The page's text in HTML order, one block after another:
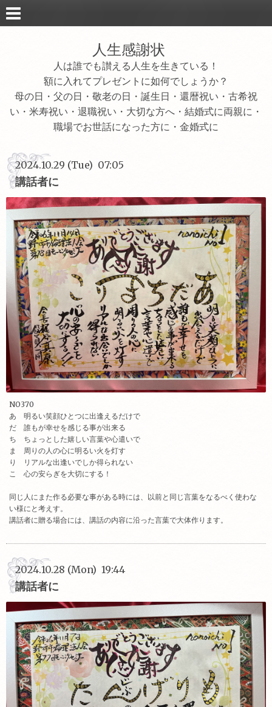
人生感謝状
人は誰でも讃える人生を生きている！
額に入れてプレゼントに如何でしょうか？
母の日・父の日・敬老の日・誕生日・還暦祝い・古希祝
い・米寿祝い・退職祝い・大切な方へ・結婚式に両親に・
職場でお世話になった方に・金婚式に
2024.10.29 (Tue) 07:05
講話者に
NO370
あ 明るい笑顔ひとつに出逢えるだけで
だ 誰もが幸せを感じる事が出来る
ち ちょっとした嬉しい言葉や心遣いで
ま 周りの人の心に明るい火を灯す
り リアルな出逢いでしか得られない
こ 心の安らぎを大切にする！
同じ人にまた作る必要な事がある時には、以前と同じ言葉をなるべく使わな
い様にと考えす。
講話者に贈る場合には、講話の内容に沿った言葉で大体作ります。
2024.10.28 (Mon) 19:44
講話者に